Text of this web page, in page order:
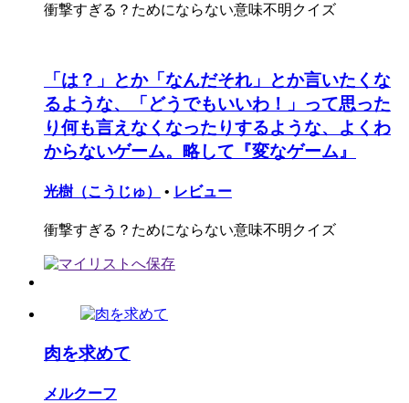
衝撃すぎる？ためにならない意味不明クイズ
「は？」とか「なんだそれ」とか言いたくな
るような、「どうでもいいわ！」って思った
り何も言えなくなったりするような、よくわ
からないゲーム。略して『変なゲーム』
光樹（こうじゅ） • レビュー
衝撃すぎる？ためにならない意味不明クイズ
肉を求めて
メルクーフ